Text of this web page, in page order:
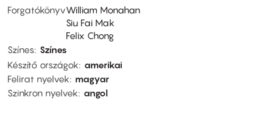
ForgatókönyvWilliam Monahan
Siu Fai Mak
Felix Chong
Színes Színes
Készítő országok
amerikai
Felirat nyelvek
magyar
Szinkron nyelvek
angol